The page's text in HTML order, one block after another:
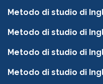
Metodo di studio di
Metodo di studio di
Metodo di studio di
Metodo di studio di